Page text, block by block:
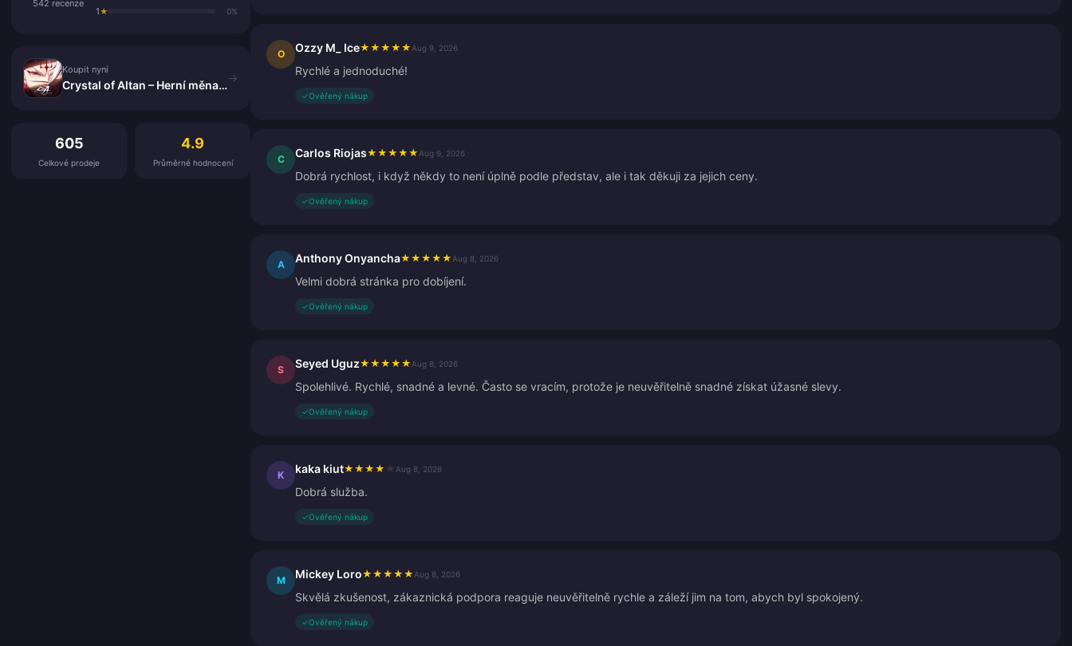
542 recenze
1★ 0%
Koupit nyní
Crystal of Altan – Herní měna a předplatné
→
605
Celkové prodeje
4.9
Průměrné hodnocení
O Ozzy M_ Ice★ ★ ★ ★ ★ Aug 9, 2026
Rychlé a jednoduché!
✓Ověřený nákup
C Carlos Riojas★ ★ ★ ★ ★ Aug 9, 2026
Dobrá rychlost, i když někdy to není úplně podle představ, ale i tak děkuji za jejich ceny.
✓Ověřený nákup
A Anthony Onyancha★ ★ ★ ★ ★ Aug 8, 2026
Velmi dobrá stránka pro dobíjení.
✓Ověřený nákup
S Seyed Uguz★ ★ ★ ★ ★ Aug 8, 2026
Spolehlivé. Rychlé, snadné a levné. Často se vracím, protože je neuvěřitelně snadné získat úžasné slevy.
✓Ověřený nákup
K kaka kiut★ ★ ★ ★ Aug 8, 2026
Dobrá služba.
✓Ověřený nákup
M Mickey Loro★ ★ ★ ★ ★ Aug 8, 2026
Skvělá zkušenost, zákaznická podpora reaguje neuvěřitelně rychle a záleží jim na tom, abych byl spokojený.
✓Ověřený nákup